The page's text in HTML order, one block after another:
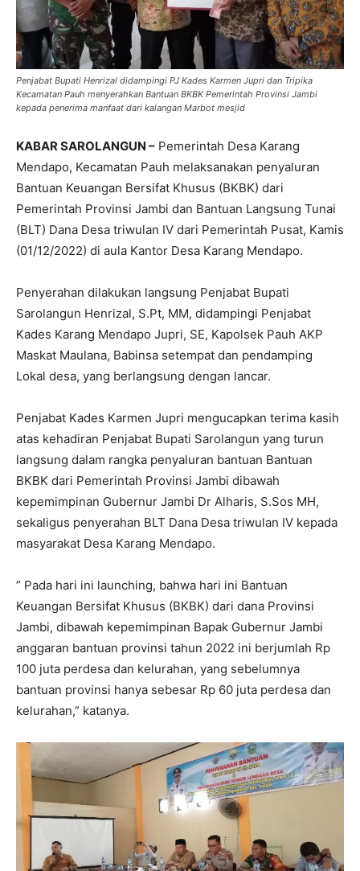
Penjabat Bupati Henrizal didampingi PJ Kades Karmen Jupri dan Tripika
Kecamatan Pauh menyerahkan Bantuan BKBK Pemerintah Provinsi Jambi
kepada penerima manfaat dari kalangan Marbot mesjid
KABAR SAROLANGUN – Pemerintah Desa Karang
Mendapo, Kecamatan Pauh melaksanakan penyaluran
Bantuan Keuangan Bersifat Khusus (BKBK) dari
Pemerintah Provinsi Jambi dan Bantuan Langsung Tunai
(BLT) Dana Desa triwulan IV dari Pemerintah Pusat, Kamis
(01/12/2022) di aula Kantor Desa Karang Mendapo.
Penyerahan dilakukan langsung Penjabat Bupati
Sarolangun Henrizal, S.Pt, MM, didampingi Penjabat
Kades Karang Mendapo Jupri, SE, Kapolsek Pauh AKP
Maskat Maulana, Babinsa setempat dan pendamping
Lokal desa, yang berlangsung dengan lancar.
Penjabat Kades Karmen Jupri mengucapkan terima kasih
atas kehadiran Penjabat Bupati Sarolangun yang turun
langsung dalam rangka penyaluran bantuan Bantuan
BKBK dari Pemerintah Provinsi Jambi dibawah
kepemimpinan Gubernur Jambi Dr Alharis, S.Sos MH,
sekaligus penyerahan BLT Dana Desa triwulan IV kepada
masyarakat Desa Karang Mendapo.
” Pada hari ini launching, bahwa hari ini Bantuan
Keuangan Bersifat Khusus (BKBK) dari dana Provinsi
Jambi, dibawah kepemimpinan Bapak Gubernur Jambi
anggaran bantuan provinsi tahun 2022 ini berjumlah Rp
100 juta perdesa dan kelurahan, yang sebelumnya
bantuan provinsi hanya sebesar Rp 60 juta perdesa dan
kelurahan,” katanya.